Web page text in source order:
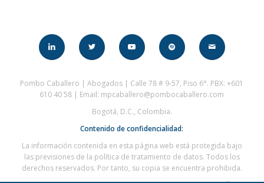
Pombo Caballero | Abogados | Calle 78 # 9-57, Piso 6°. PBX: +601
610 40 58 | Email: mpcaballero@pombocaballero.com
Bogotá, D.C., Colombia.
Contenido de confidencialidad:
La información contenida en esta página web está protegida bajo
las previsiones de la política de tratamiento de datos. Todos los
derechos reservados. Por tanto, su copia se encuentra prohibida.